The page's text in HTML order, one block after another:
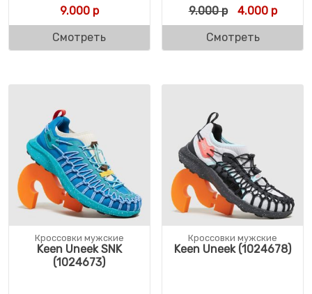
9.000р
Смотреть
9.000р 4.000р
Смотреть
Кроссовки мужские
Keen Uneek SNK
(1024673)
Кроссовки мужские
Keen Uneek (1024678)